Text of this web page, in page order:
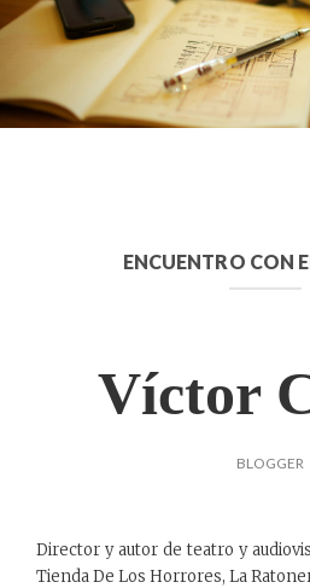
ENCUENTRO CON
Víctor
BLOGGER
Director y autor de teatro y
Tienda De Los Horrores, La